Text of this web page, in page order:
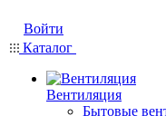
Войти
Каталог
Вентиляция
Бытовые